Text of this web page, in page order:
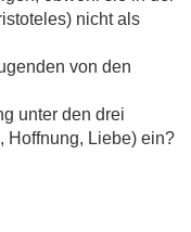
nicht als
von den
unter den drei
Hoffnung, Liebe) ein?